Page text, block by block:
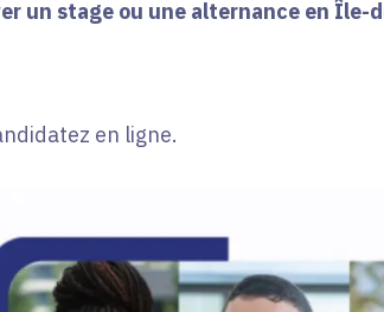
un stage ou une alternance en Île-
en ligne.